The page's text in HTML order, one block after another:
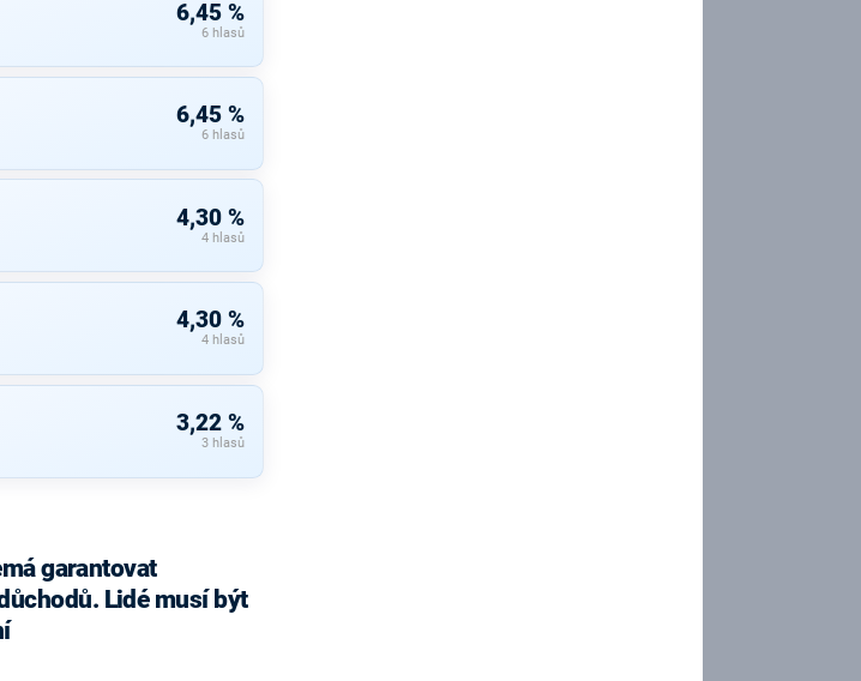
6,45 %
6 hlasů
6,45 %
6 hlasů
4,30 %
4 hlasů
4,30 %
4 hlasů
3,22 %
3 hlasů
Lidé musí být